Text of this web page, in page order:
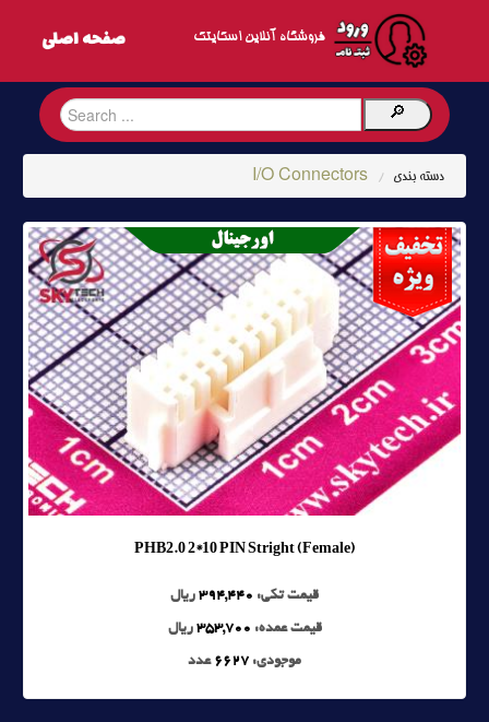
فروشگاه آنلاین اسکایتک
دسته بندی /
I/O Connectors
PHB2.0 2*10 PIN Stright (Female)
قیمت تکی: 394,440 ریال
قیمت عمده: 353,700 ریال
موجودی: 6627 عدد